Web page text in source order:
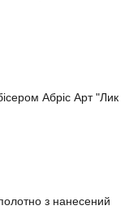
Абріс Арт "Лик
з нанесений